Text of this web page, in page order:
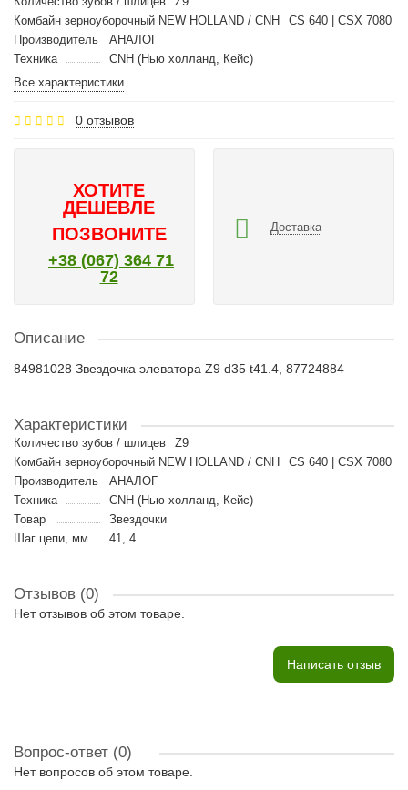
Комбайн зерноуборочный NEW HOLLAND / CNH
CS 640 | CSX 7080
Производитель
АНАЛОГ
Техника
CNH (Нью холланд, Кейс)
Все характеристики
0 отзывов
ХОТИТЕ
ДЕШЕВЛЕ
ПОЗВОНИТЕ
+38 (067) 364 71
72
Доставка
Описание
84981028 Звездочка элеватора Z9 d35 t41.4, 87724884
Характеристики
Количество зубов / шлицев
Z9
Комбайн зерноуборочный NEW HOLLAND / CNH
CS 640 | CSX 7080
Производитель
АНАЛОГ
Техника
CNH (Нью холланд, Кейс)
Товар
Звездочки
Шаг цепи, мм
41, 4
Отзывов (0)
Нет отзывов об этом товаре.
Написать отзыв
Вопрос-ответ (0)
Нет вопросов об этом товаре.